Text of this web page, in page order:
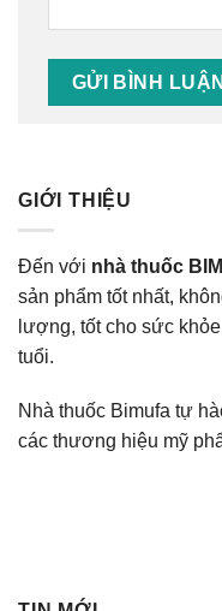
GIỚI THIỆU
Đến với nhà thuốc
sản phẩm tốt nhất,
lượng, tốt cho sức
tuổi.
Nhà thuốc Bimufa tự
các thương hiệu mỹ